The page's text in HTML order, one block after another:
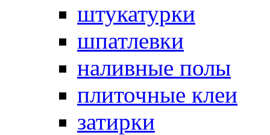
штукатурки
шпатлевки
наливные полы
плиточные клеи
затирки